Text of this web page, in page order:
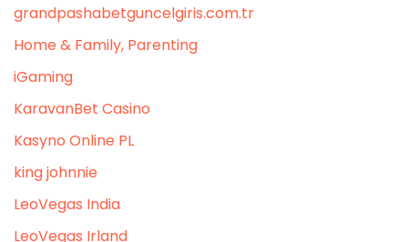
grandpashabetguncelgiris.com.tr
Home & Family, Parenting
iGaming
KaravanBet Casino
Kasyno Online PL
king johnnie
LeoVegas India
LeoVegas Irland